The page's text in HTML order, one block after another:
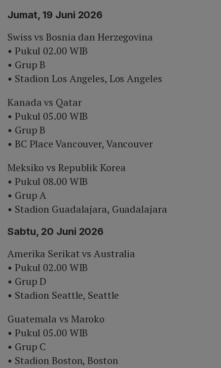
Jumat, 19 Juni 2026
Swiss vs Bosnia dan Herzegovina
• Pukul 02.00 WIB
• Grup B
• Stadion Los Angeles, Los Angeles
Kanada vs Qatar
• Pukul 05.00 WIB
• Grup B
• BC Place Vancouver, Vancouver
Meksiko vs Republik Korea
• Pukul 08.00 WIB
• Grup A
• Stadion Guadalajara, Guadalajara
Sabtu, 20 Juni 2026
Amerika Serikat vs Australia
• Pukul 02.00 WIB
• Grup D
• Stadion Seattle, Seattle
Guatemala vs Maroko
• Pukul 05.00 WIB
• Grup C
• Stadion Boston, Boston